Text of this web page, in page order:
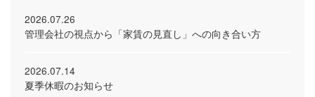
2026.07.26
管理会社の視点から「家賃の見直し」への向き合い方
2026.07.14
夏季休暇のお知らせ